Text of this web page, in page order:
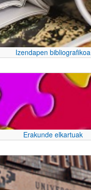
Izendapen bibliografikoa
Erakunde elkartuak